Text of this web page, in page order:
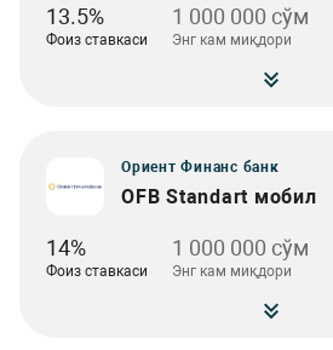
13.5%
Фоиз ставкаси
1 000 000 сўм
Энг кам миқдори
Ориент Финанс банк
OFB Standart мобил
14%
Фоиз ставкаси
1 000 000 сўм
Энг кам миқдори